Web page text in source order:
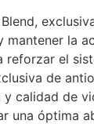
la
reforzar el
de
calidad de
una óptima